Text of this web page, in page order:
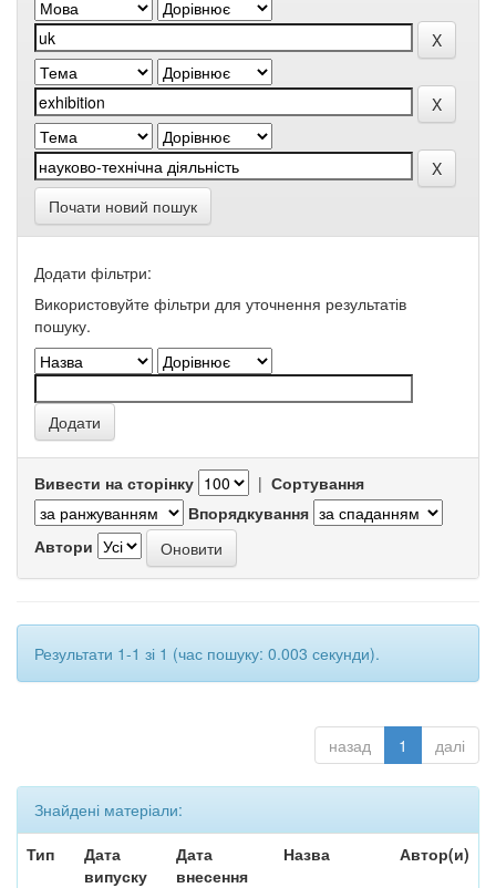
Почати новий пошук
Додати фільтри:
Використовуйте фільтри для уточнення результатів
пошуку.
Вивести на сторінку | Сортування
Впорядкування
Автори
Результати 1-1 зі 1 (час пошуку: 0.003 секунди).
назад 1 далі
Знайдені матеріали:
Тип
Дата
випуску
Дата
внесення
Назва Автор(и)